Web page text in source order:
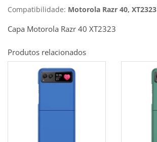
Compatibilidade: Motorola Razr 40, XT2323
Capa Motorola Razr 40 XT2323
Produtos relacionados